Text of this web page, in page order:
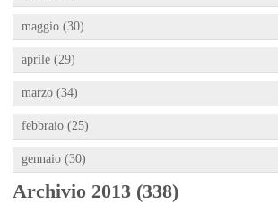
maggio (30)
aprile (29)
marzo (34)
febbraio (25)
gennaio (30)
Archivio 2013 (338)